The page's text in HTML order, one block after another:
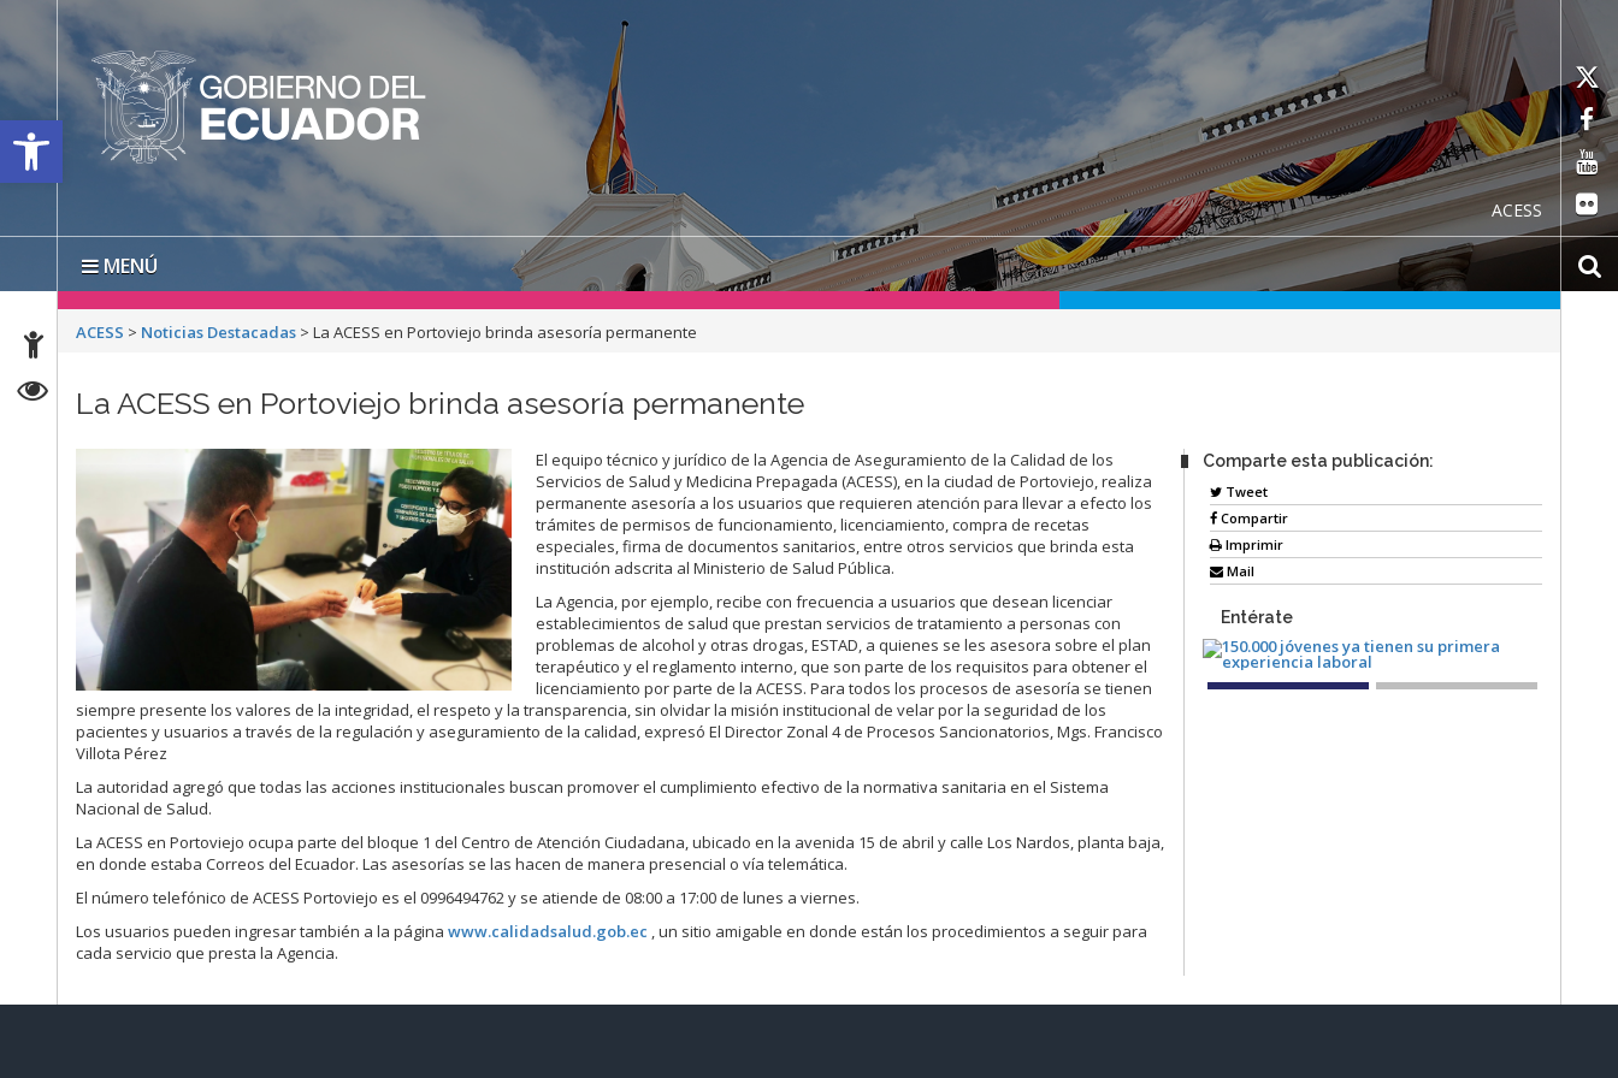
Open toolbar
ACESS
MENÚ
ACESS > Noticias Destacadas >La ACESS en Portoviejo brinda asesoría permanente
La ACESS en Portoviejo brinda asesoría permanente
El equipo técnico y jurídico de la Agencia de Aseguramiento de la Calidad de los
Servicios de Salud y Medicina Prepagada (ACESS), en la ciudad de Portoviejo, realiza
permanente asesoría a los usuarios que requieren atención para llevar a efecto los
trámites de permisos de funcionamiento, licenciamiento, compra de recetas
especiales, firma de documentos sanitarios, entre otros servicios que brinda esta
institución adscrita al Ministerio de Salud Pública.
La Agencia, por ejemplo, recibe con frecuencia a usuarios que desean licenciar
establecimientos de salud que prestan servicios de tratamiento a personas con
problemas de alcohol y otras drogas, ESTAD, a quienes se les asesora sobre el plan
terapéutico y el reglamento interno, que son parte de los requisitos para obtener el
licenciamiento por parte de la ACESS. Para todos los procesos de asesoría se tienen
siempre presente los valores de la integridad, el respeto y la transparencia, sin olvidar la misión institucional de velar por la seguridad de los
pacientes y usuarios a través de la regulación y aseguramiento de la calidad, expresó El Director Zonal 4 de Procesos Sancionatorios, Mgs. Francisco
Villota Pérez
La autoridad agregó que todas las acciones institucionales buscan promover el cumplimiento efectivo de la normativa sanitaria en el Sistema
Nacional de Salud.
La ACESS en Portoviejo ocupa parte del bloque 1 del Centro de Atención Ciudadana, ubicado en la avenida 15 de abril y calle Los Nardos, planta baja,
en donde estaba Correos del Ecuador. Las asesorías se las hacen de manera presencial o vía telemática.
El número telefónico de ACESS Portoviejo es el 0996494762 y se atiende de 08:00 a 17:00 de lunes a viernes.
Los usuarios pueden ingresar también a la páginawww.calidadsalud.gob.ec , un sitio amigable en donde están los procedimientos a seguir para
cada servicio que presta la Agencia.
Comparte esta publicación:
Tweet
Compartir
Imprimir
Mail
Entérate